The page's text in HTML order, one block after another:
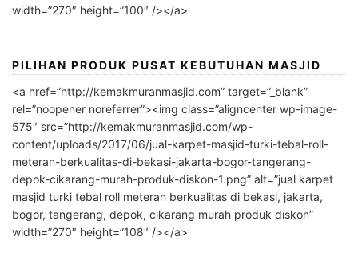
width=”270″ height=”100″ /></a>
PILIHAN PRODUK PUSAT KEBUTUHAN MASJID
<a href=”http://kemakmuranmasjid.com” target=”_blank”
rel=”noopener noreferrer”><img class=”aligncenter wp-image-
575″ src=”http://kemakmuranmasjid.com/wp-
content/uploads/2017/06/jual-karpet-masjid-turki-tebal-roll-
meteran-berkualitas-di-bekasi-jakarta-bogor-tangerang-
depok-cikarang-murah-produk-diskon-1.png” alt=”jual karpet
masjid turki tebal roll meteran berkualitas di bekasi, jakarta,
bogor, tangerang, depok, cikarang murah produk diskon”
width=”270″ height=”108″ /></a>